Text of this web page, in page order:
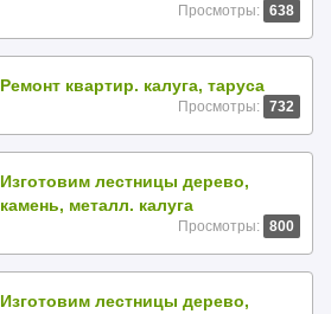
Просмотры: 638
Ремонт квартир. калуга, таруса
Просмотры: 732
Изготовим лестницы дерево,
камень, металл. калуга
Просмотры: 800
Изготовим лестницы дерево,